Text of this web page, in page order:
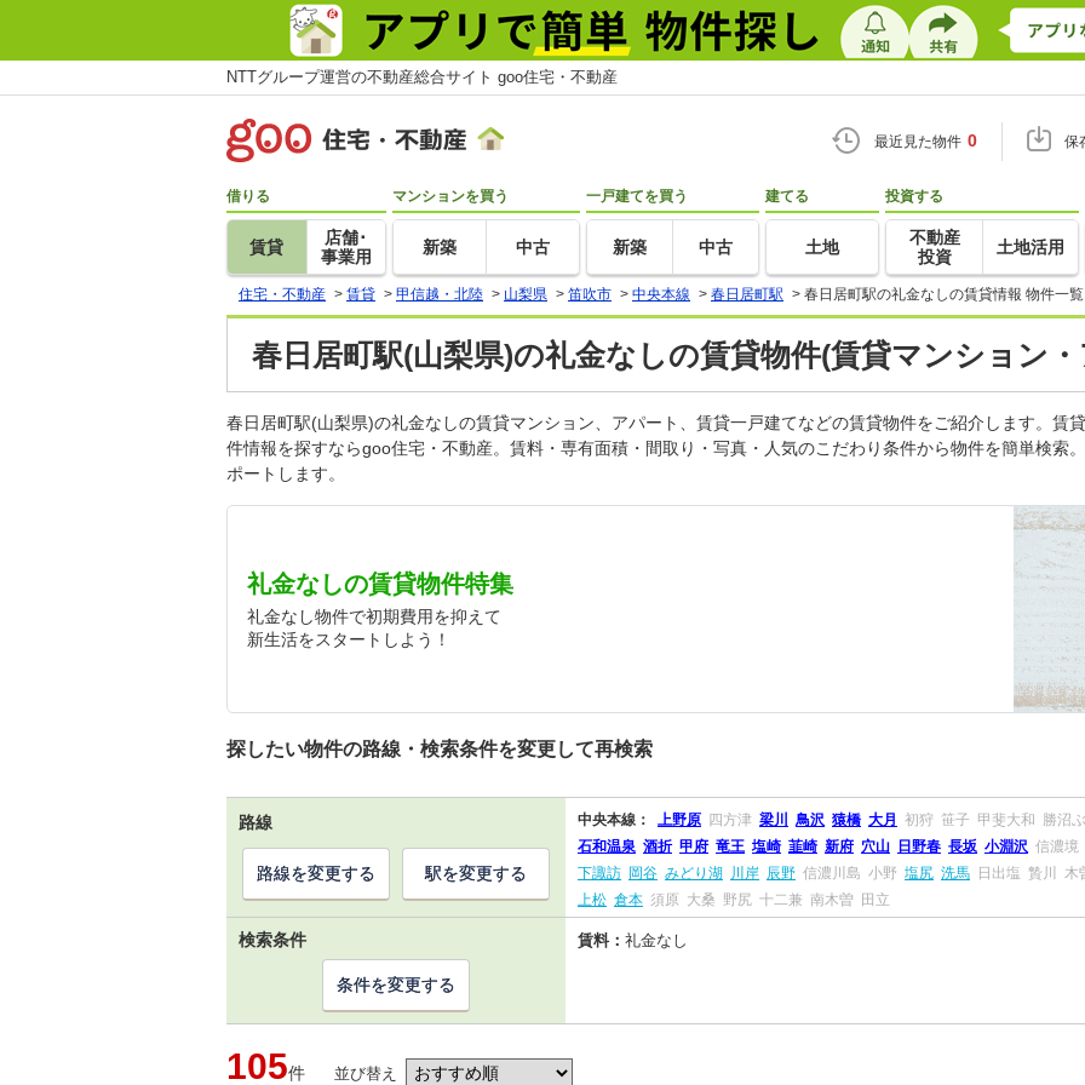
NTTグループ運営の不動産総合サイト goo住宅・不動産
最近見た物件 0 保
借りる
賃貸
店舗･
事業用
マンションを買う
新築 中古
一戸建てを買う
新築 中古
建てる
土地
投資する
不動産
投資
土地活用
住宅・不動産 > 賃貸 > 甲信越・北陸 > 山梨県 > 笛吹市 > 中央本線 > 春日居町駅 > 春日居町駅の礼金なしの賃貸情報 物件一覧
春日居町駅(山梨県)の礼金なしの賃貸物件(賃貸マンション
春日居町駅(山梨県)の礼金なしの賃貸マンション、アパート、賃貸一戸建てなどの賃貸物件をご紹介します。賃
件情報を探すならgoo住宅・不動産。賃料・専有面積・間取り・写真・人気のこだわり条件から物件を簡単検索
ポートします。
礼金なしの賃貸物件特集
礼金なし物件で初期費用を抑えて
新生活をスタートしよう！
探したい物件の路線・検索条件を変更して再検索
路線 中央本線： 上野原 四方津 梁川 鳥沢 猿橋 大月 初狩 笹子 甲斐大和
勝沼
石和温泉 酒折 甲府 竜王 塩崎 韮崎 新府 穴山 日野春 長坂 小淵沢 信濃境
下諏訪 岡谷 みどり湖 川岸 辰野 信濃川島 小野 塩尻 洗馬 日出塩 贄川
木
上松 倉本 須原 大桑 野尻 十二兼 南木曽 田立
路線を変更する 駅を変更する
検索条件 賃料： 礼金なし
条件を変更する
105件 並び替え